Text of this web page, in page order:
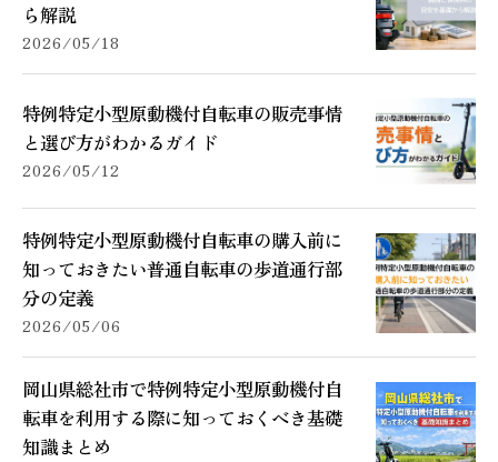
ら解説
2026/05/18
特例特定小型原動機付自転車の販売事情
と選び方がわかるガイド
2026/05/12
特例特定小型原動機付自転車の購入前に
知っておきたい普通自転車の歩道通行部
分の定義
2026/05/06
岡山県総社市で特例特定小型原動機付自
転車を利用する際に知っておくべき基礎
知識まとめ